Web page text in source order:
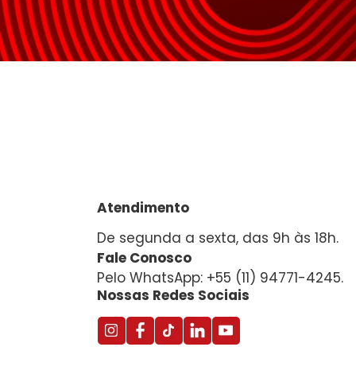
Atendimento
De segunda a sexta, das 9h às 18h.
Fale Conosco
Pelo WhatsApp: +55 (11) 94771-4245.
Nossas Redes Sociais